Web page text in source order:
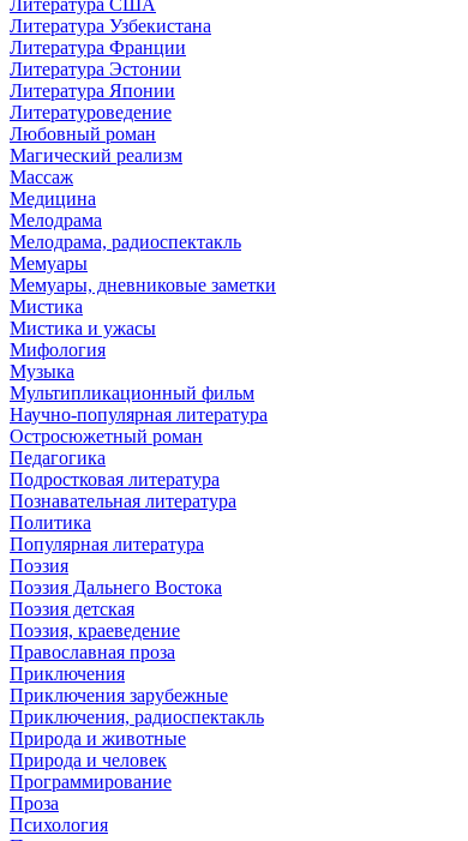
Литература Узбекистана
Литература Франции
Литература Эстонии
Литература Японии
Литературоведение
Любовный роман
Магический реализм
Массаж
Медицина
Мелодрама
Мелодрама, радиоспектакль
Мемуары
Мемуары, дневниковые заметки
Мистика
Мистика и ужасы
Мифология
Музыка
Мультипликационный фильм
Научно-популярная литература
Остросюжетный роман
Педагогика
Подростковая литература
Познавательная литература
Политика
Популярная литература
Поэзия
Поэзия Дальнего Востока
Поэзия детская
Поэзия, краеведение
Православная проза
Приключения
Приключения зарубежные
Приключения, радиоспектакль
Природа и животные
Природа и человек
Программирование
Проза
Психология